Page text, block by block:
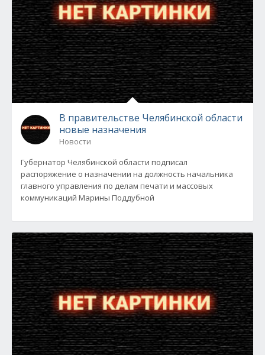
В правительстве Челябинской области
новые назначения
Новости
Губернатор Челябинской области подписал
распоряжение о назначении на должность начальника
главного управления по делам печати и массовых
коммуникаций Марины Поддубной